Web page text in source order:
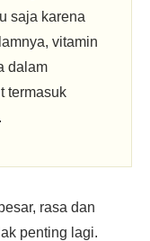
saja karena
vitamin
dalam
termasuk
rasa dan
penting lagi.